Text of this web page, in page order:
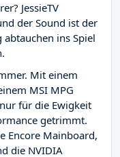
JessieTV
der Sound ist der
ins Spiel
Mit einem
MSI MPG
für die Ewigkeit
getrimmt.
Encore Mainboard,
die NVIDIA